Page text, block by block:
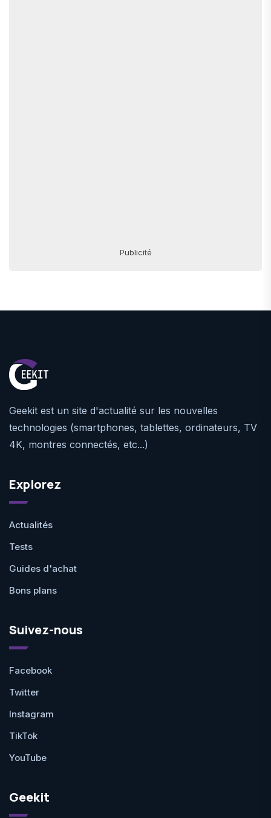
Publicité
Geekit est un site d'actualité sur les nouvelles
technologies (smartphones, tablettes, ordinateurs, TV
4K, montres connectés, etc...)
Explorez
Actualités
Tests
Guides d'achat
Bons plans
Suivez-nous
Facebook
Twitter
Instagram
TikTok
YouTube
Geekit